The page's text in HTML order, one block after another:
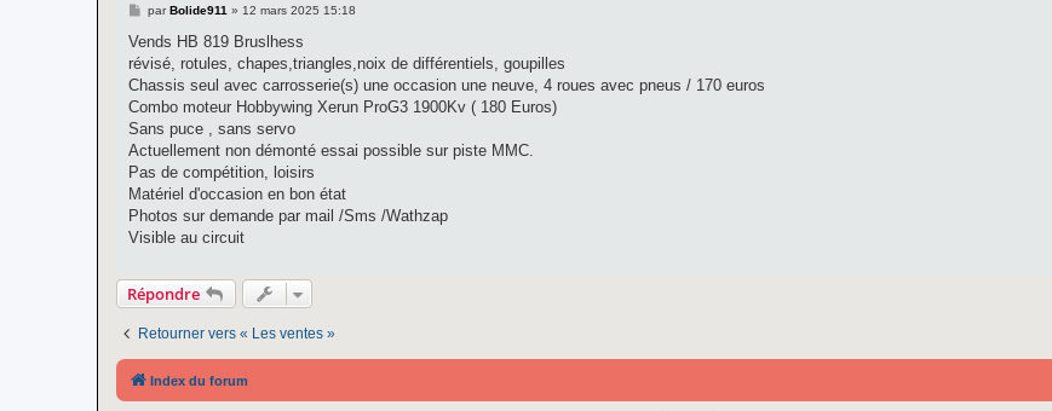
M
s
a
g
parBolide911 » 12 mars 2025 15:18
Vends HB 819 Bruslhess
révisé, rotules, chapes,triangles,noix de différentiels, goupilles
Chassis seul avec carrosserie(s) une occasion une neuve, 4 roues avec pneus / 170 euros
Combo moteur Hobbywing Xerun ProG3 1900Kv ( 180 Euros)
Sans puce , sans servo
Actuellement non démonté essai possible sur piste MMC.
Pas de compétition, loisirs
Matériel d'occasion en bon état
Photos sur demande par mail /Sms /Wathzap
Visible au circuit
Répondre
Retourner vers « Les ventes »
Index du forum